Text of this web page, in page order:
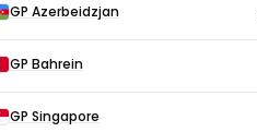
GP Azerbeidzjan
GP Bahrein
GP Singapore